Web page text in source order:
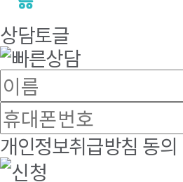
상담토글
개인정보취급방침 동의